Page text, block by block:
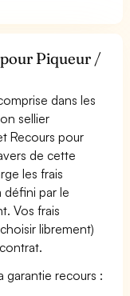
Piqueur /
dans les
sellier
Recours pour
de cette
les frais
défini par le
Vos frais
librement)
garantie recours :